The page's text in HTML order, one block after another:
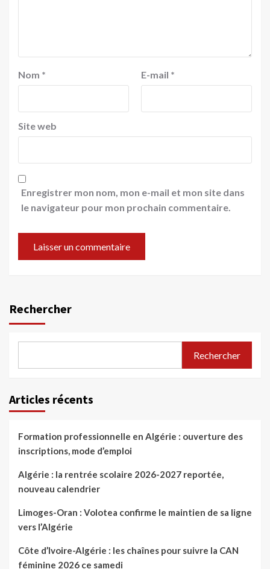
Nom * E-mail *
Site web
Enregistrer mon nom, mon e-mail et mon site dans
le navigateur pour mon prochain commentaire.
Rechercher
Rechercher
Articles récents
Formation professionnelle en Algérie : ouverture des
inscriptions, mode d’emploi
Algérie : la rentrée scolaire 2026-2027 reportée,
nouveau calendrier
Limoges-Oran : Volotea confirme le maintien de sa ligne
vers l’Algérie
Côte d’Ivoire-Algérie : les chaînes pour suivre la CAN
féminine 2026 ce samedi